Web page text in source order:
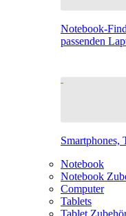
Notebook-
passenden
Smartphones,
Notebook
Notebook
Computer
Tablets
Tablet